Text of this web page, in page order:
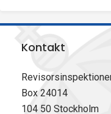
Kontakt
Box 24014
104 50 Stockholm